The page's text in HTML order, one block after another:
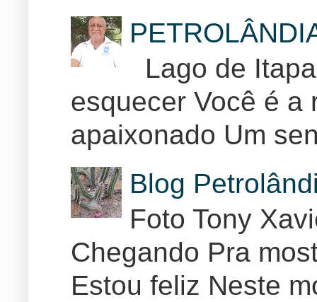
Lago de
esquecer Você é a
apaixonado Um
Blog
Foto Tony
Chegando Pra
Estou feliz Neste